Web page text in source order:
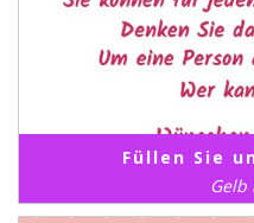
Füllen Sie